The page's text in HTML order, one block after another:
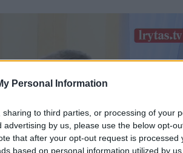
Personal Information
to third parties, or processing of your
by us, please use the below opt-
that after your opt-out request is processed
based on personal information utilized by